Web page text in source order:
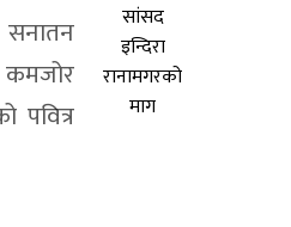
पवित्र